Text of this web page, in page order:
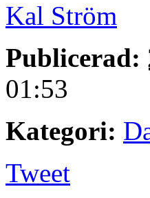
Kal Ström
Publicerad:
01:53
Kategori:
Tweet